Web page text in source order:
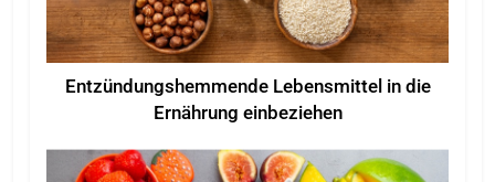
Entzündungshemmende Lebensmittel in die
Ernährung einbeziehen